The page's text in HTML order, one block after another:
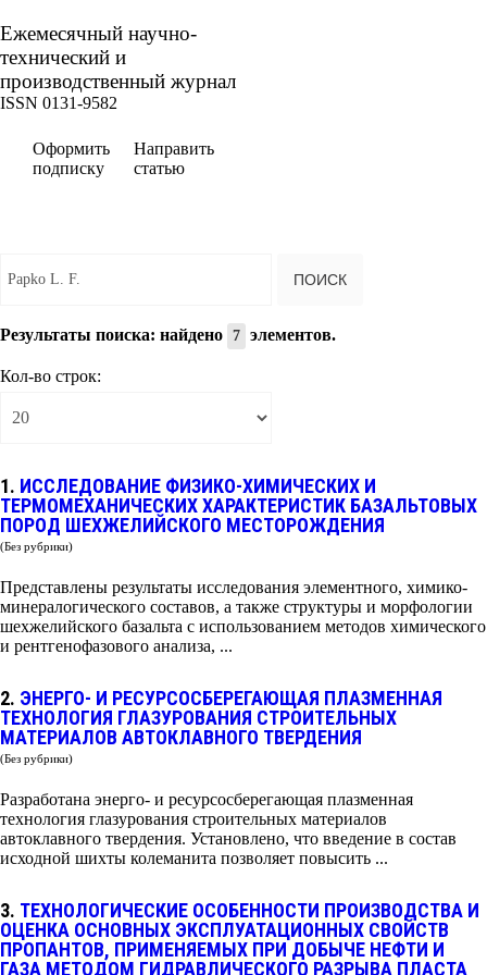
Ежемесячный научно-
технический и
производственный журнал
ISSN 0131-9582
Оформить
подписку
Направить
статью
ПОИСК
Результаты поиска: найдено 7 элементов.
Кол-во строк:
1. ИССЛЕДОВАНИЕ ФИЗИКО-ХИМИЧЕСКИХ И
ТЕРМОМЕХАНИЧЕСКИХ ХАРАКТЕРИСТИК БАЗАЛЬТОВЫХ
ПОРОД ШЕХЖЕЛИЙСКОГО МЕСТОРОЖДЕНИЯ
(Без рубрики)
Представлены результаты исследования элементного, химико-
минералогического составов, а также структуры и морфологии
шехжелийского базальта с использованием методов химического
и рентгенофазового анализа, ...
2. ЭНЕРГО- И РЕСУРСОСБЕРЕГАЮЩАЯ ПЛАЗМЕННАЯ
ТЕХНОЛОГИЯ ГЛАЗУРОВАНИЯ СТРОИТЕЛЬНЫХ
МАТЕРИАЛОВ АВТОКЛАВНОГО ТВЕРДЕНИЯ
(Без рубрики)
Разработана энерго- и ресурсосберегающая плазменная
технология глазурования строительных материалов
автоклавного твердения. Установлено, что введение в состав
исходной шихты колеманита позволяет повысить ...
3. ТЕХНОЛОГИЧЕСКИЕ ОСОБЕННОСТИ ПРОИЗВОДСТВА И
ОЦЕНКА ОСНОВНЫХ ЭКСПЛУАТАЦИОННЫХ СВОЙСТВ
ПРОПАНТОВ, ПРИМЕНЯЕМЫХ ПРИ ДОБЫЧЕ НЕФТИ И
ГАЗА МЕТОДОМ ГИДРАВЛИЧЕСКОГО РАЗРЫВА ПЛАСТА